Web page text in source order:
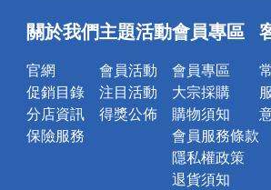
詐騙網頁！
關於我們
官網
促銷目錄
分店資訊
保險服務
主題活動
會員活動
注目活動
得獎公佈
會員專區
會員專區
大宗採購
購物須知
會員服務條款
隱私權政策
退貨須知